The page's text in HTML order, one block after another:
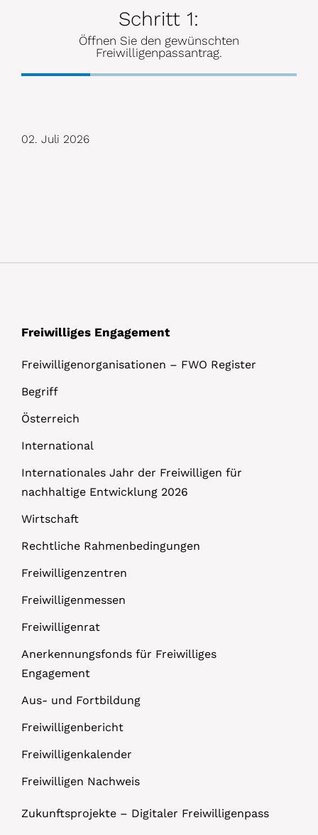
Schritt 1:
Öffnen Sie den gewünschten
Freiwilligenpassantrag.
02. Juli 2026
Freiwilliges Engagement
Freiwilligenorganisationen – FWO Register
Begriff
Österreich
International
Internationales Jahr der Freiwilligen für
nachhaltige Entwicklung 2026
Wirtschaft
Rechtliche Rahmenbedingungen
Freiwilligenzentren
Freiwilligenmessen
Freiwilligenrat
Anerkennungsfonds für Freiwilliges
Engagement
Aus- und Fortbildung
Freiwilligenbericht
Freiwilligenkalender
Freiwilligen Nachweis
Zukunftsprojekte – Digitaler Freiwilligenpass